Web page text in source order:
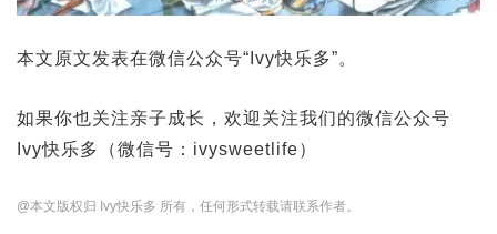
本文原文发表在微信公众号“Ivy快乐多”。
如果你也关注亲子成长，欢迎关注我们的微信公众号
Ivy快乐多（微信号：ivysweetlife）
@本文版权归 Ivy快乐多 所有，任何形式转载请联系作者。